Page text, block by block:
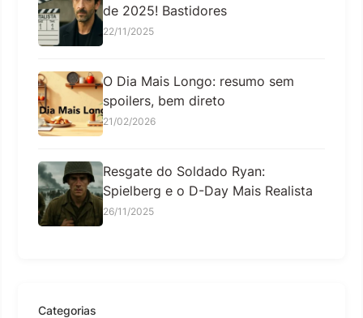
de 2025! Bastidores
22/11/2025
O Dia Mais Longo: resumo sem
spoilers, bem direto
21/02/2026
Resgate do Soldado Ryan:
Spielberg e o D-Day Mais Realista
26/11/2025
Categorias